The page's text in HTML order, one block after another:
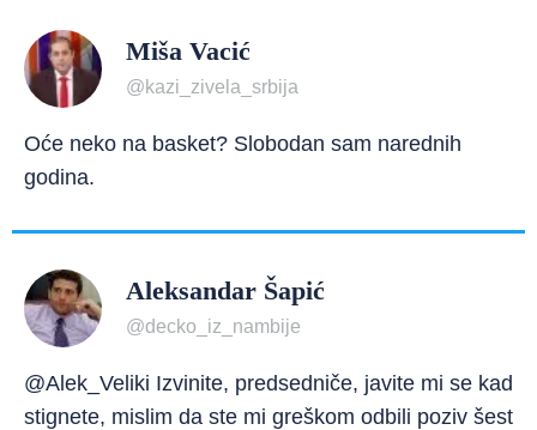
Miša Vacić
@kazi_zivela_srbija
Oće neko na basket? Slobodan sam narednih
godina.
Aleksandar Šapić
@decko_iz_nambije
@Alek_Veliki Izvinite, predsedniče, javite mi se kad
stignete, mislim da ste mi greškom odbili poziv šest